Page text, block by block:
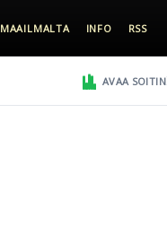
MAAILMALTA INFO RSS
AVAA SOITIN